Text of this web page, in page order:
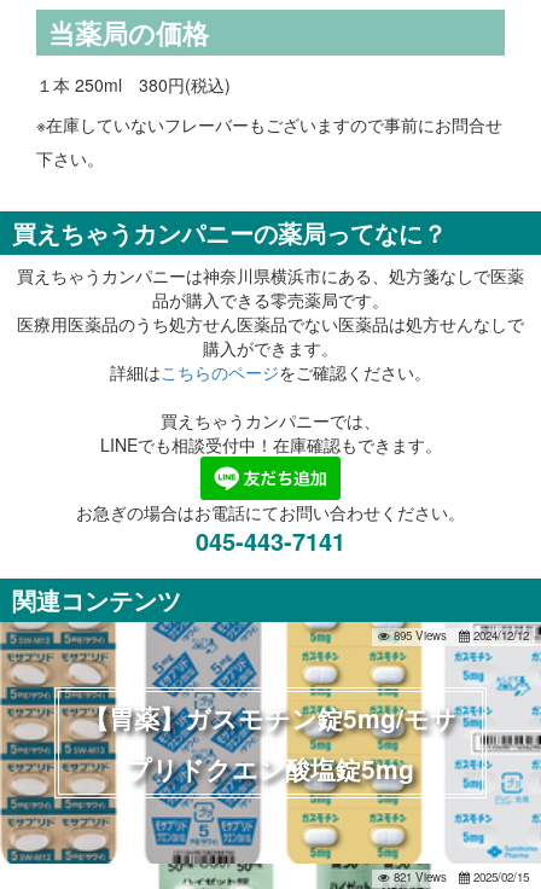
当薬局の価格
１本 250ml 380円(税込)
※在庫していないフレーバーもございますので事前にお問合せ
下さい。
買えちゃうカンパニーの薬局ってなに？
買えちゃうカンパニーは神奈川県横浜市にある、処方箋なしで医薬
品が購入できる零売薬局です。
医療用医薬品のうち処方せん医薬品でない医薬品は処方せんなしで
購入ができます。
詳細はこちらのページをご確認ください。
買えちゃうカンパニーでは、
LINEでも相談受付中！在庫確認もできます。
お急ぎの場合はお電話にてお問い合わせください。
045-443-7141
関連コンテンツ
【胃薬】ガスモチン錠5mg/モサ
プリドクエン酸塩錠5mg
895 Views 2024/12/12
821 Views 2025/02/15